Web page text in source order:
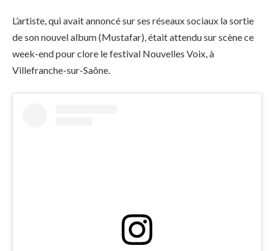
L’artiste, qui avait annoncé sur ses réseaux sociaux la sortie
de son nouvel album (Mustafar), était attendu sur scène ce
week-end pour clore le festival Nouvelles Voix, à
Villefranche-sur-Saône.